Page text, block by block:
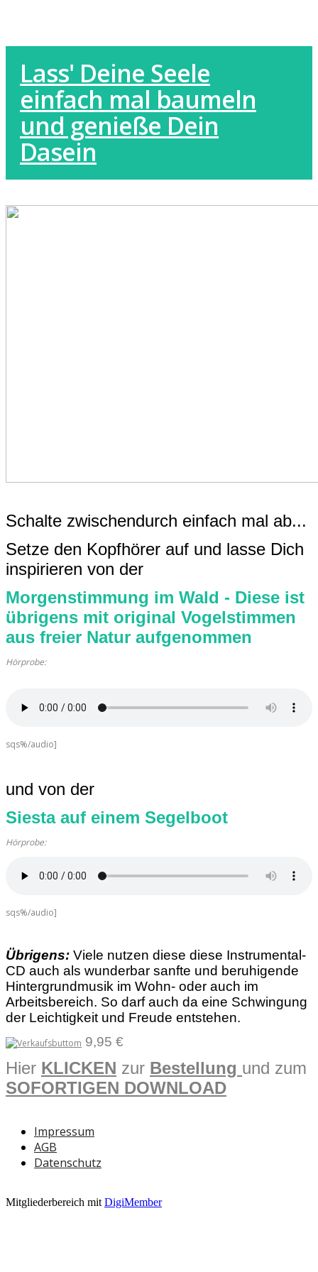
Lass' Deine Seele
einfach mal baumeln
und genieße Dein
Dasein
Schalte zwischendurch einfach mal ab...
Setze den Kopfhörer auf und lasse Dich
inspirieren von der
Morgenstimmung im Wald - Diese ist
übrigens mit original Vogelstimmen
aus freier Natur aufgenommen
Hörprobe:
sqs%/audio]
und von der
Siesta auf einem Segelboot
Hörprobe:
sqs%/audio]
Übrigens: Viele nutzen diese diese Instrumental-
CD auch als wunderbar sanfte und beruhigende
Hintergrundmusik im Wohn- oder auch im
Arbeitsbereich. So darf auch da eine Schwingung
der Leichtigkeit und Freude entstehen.
9,95 €
Hier KLICKEN zur Bestellung und zum
SOFORTIGEN DOWNLOAD
Impressum
AGB
Datenschutz
Mitgliederbereich mit DigiMember